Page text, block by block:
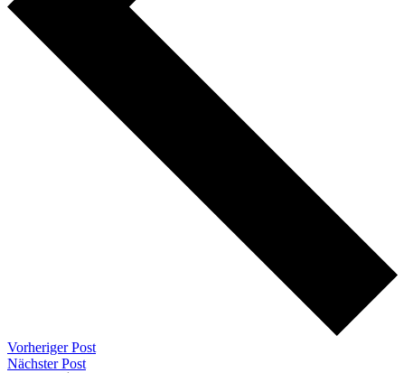
Vorheriger Post
Nächster Post